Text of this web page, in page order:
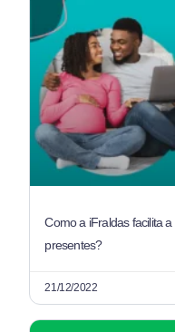
Como a iFraldas facilita
presentes?
21/12/2022